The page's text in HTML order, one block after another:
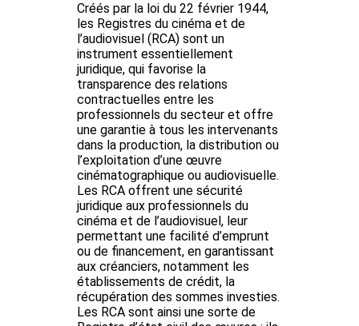
Créés par la loi du 22 février 1944,
les Registres du cinéma et de
l’audiovisuel (RCA) sont un
instrument essentiellement
juridique, qui favorise la
transparence des relations
contractuelles entre les
professionnels du secteur et offre
une garantie à tous les intervenants
dans la production, la distribution ou
l’exploitation d’une œuvre
cinématographique ou audiovisuelle.
Les RCA offrent une sécurité
juridique aux professionnels du
cinéma et de l’audiovisuel, leur
permettant une facilité d’emprunt
ou de financement, en garantissant
aux créanciers, notamment les
établissements de crédit, la
récupération des sommes investies.
Les RCA sont ainsi une sorte de